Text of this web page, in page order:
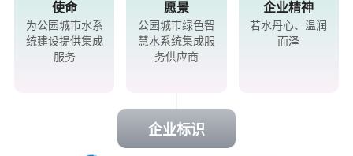
使命
为公园城市水系
统建设提供集成
服务
愿景
公园城市绿色智
慧水系统集成服
务供应商
企业精神
若水丹心、温润
而泽
企业标识